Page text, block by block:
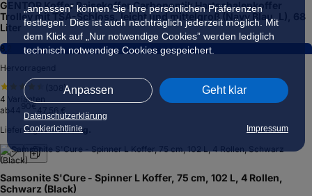
„anpassen” können Sie Ihre persönlichen Präferenzen
festlegen. Dies ist auch nachträglich jederzeit möglich. Mit
dem Klick auf „Nur notwendige Cookies” werden lediglich
technisch notwendige Cookies gespeichert.
Anpassen Geht klar
Datenschutzerklärung
Cookierichtlinie
Impressum
GENTOR Koffer Reisekoffer Carbonoptik Hartschalenkoffer
Trolley mit TSA-Schloss, leicht und mittelgroß (Navy Blau, L), 68
Liter
8,2
Hervorragend
)
4 Varianten
ab
90€ 47,56 €
Lieferung 11. – 12. Aug.
Samsonite S'Cure - Spinner L Koffer, 75 cm, 102 L, 4 Rollen,
Schwarz (Black)